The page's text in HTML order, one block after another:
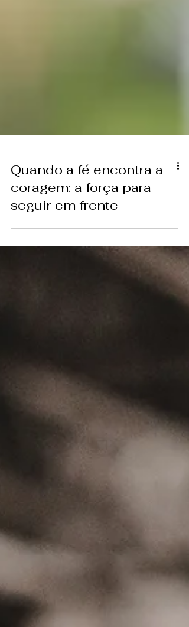
Quando a fé encontra a
coragem: a força para
seguir em frente